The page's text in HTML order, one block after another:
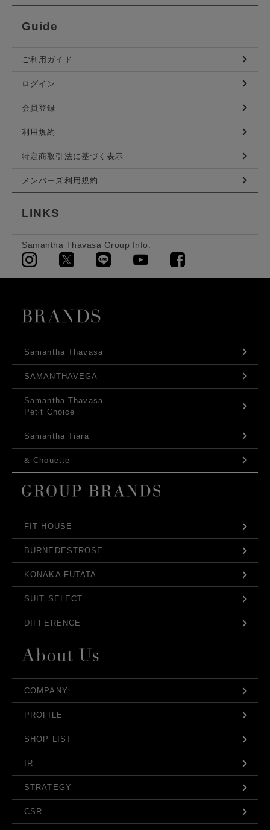
Guide
ご利用ガイド
ログイン
会員登録
利用規約
特定商取引法に基づく表示
メンバーズ利用規約
LINKS
Samantha Thavasa Group Info.
Samantha Thavasa
SAMANTHAVEGA
Samantha Thavasa
Petit Choice
Samantha Tiara
& Chouette
FIT HOUSE
BURNEDESTROSE
KONAKA FUTATA
SUIT SELECT
DIFFERENCE
COMPANY
PROFILE
SHOP LIST
IR
STRATEGY
CSR